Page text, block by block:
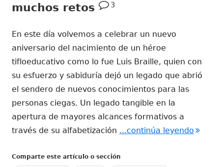
muchos retos
3
En este día volvemos a celebrar un nuevo
aniversario del nacimiento de un héroe
tifloeducativo como lo fue Luis Braille, quien con
su esfuerzo y sabiduría dejó un legado que abrió
el sendero de nuevos conocimientos para las
personas ciegas. Un legado tangible en la
apertura de mayores alcances formativos a
través de su alfabetización ...continúa leyendo "Luis
Comparte este artículo o sección